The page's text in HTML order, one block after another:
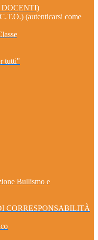
DOCENTI)
(autenticarsi come
tutti"
Bullismo e
CORRESPONSABILITÀ